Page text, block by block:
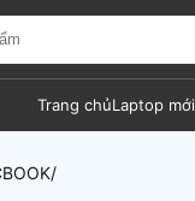
Trang chủLaptop mới